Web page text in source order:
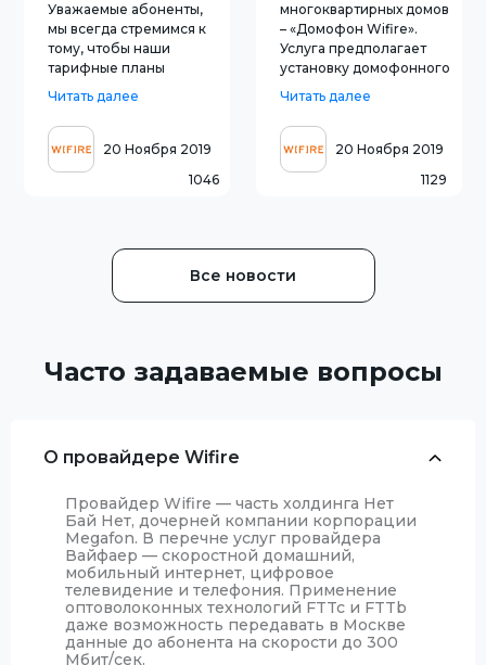
Уважаемые абоненты,
мы всегда стремимся к
тому, чтобы наши
тарифные планы
отвечали современным
потребностям.
Сообщаем, что с 27
августа 2019 г.
изменятся условия
Читать далее
20 Ноября 2019
1046
многоквартирных домов
– «Домофон Wifire».
Услуга предполагает
установку домофонного
устройства с
расширенным
функционалом в
многоквартирных домах.
Пилотный проект
запущен в Белгороде и
Читать далее
20 Ноября 2019
1129
Все новости
Часто задаваемые вопросы
О провайдере Wifire
Провайдер Wifire — часть холдинга Нет
Бай Нет, дочерней компании корпорации
Megafon. В перечне услуг провайдера
Вайфаер — скоростной домашний,
мобильный интернет, цифровое
телевидение и телефония. Применение
оптоволоконных технологий FTTc и FTTb
даже возможность передавать в Москве
данные до абонента на скорости до 300
Мбит/сек.